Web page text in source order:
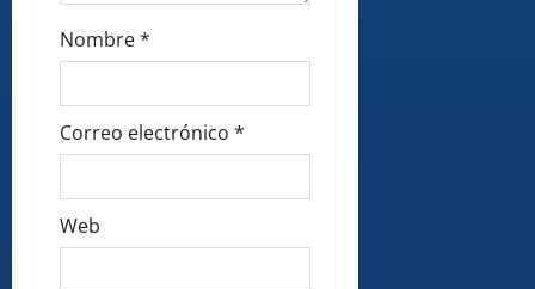
Nombre*
Correo electrónico *
Web